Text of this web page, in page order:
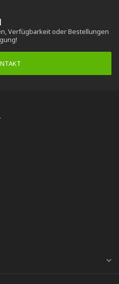
Verfügbarkeit oder Bestellungen